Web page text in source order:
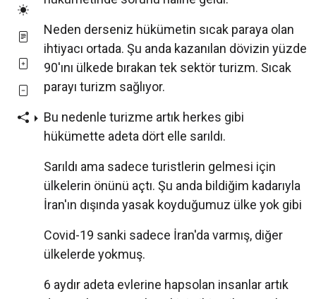
Neden derseniz hükümetin sıcak paraya olan
ihtiyacı ortada. Şu anda kazanılan dövizin yüzde
90'ını ülkede bırakan tek sektör turizm. Sıcak
parayı turizm sağlıyor.
Bu nedenle turizme artık herkes gibi
hükümette adeta dört elle sarıldı.
Sarıldı ama sadece turistlerin gelmesi için
ülkelerin önünü açtı. Şu anda bildiğim kadarıyla
İran'ın dışında yasak koyduğumuz ülke yok gibi
Covid-19 sanki sadece İran'da varmış, diğer
ülkelerde yokmuş.
6 aydır adeta evlerine hapsolan insanlar artık